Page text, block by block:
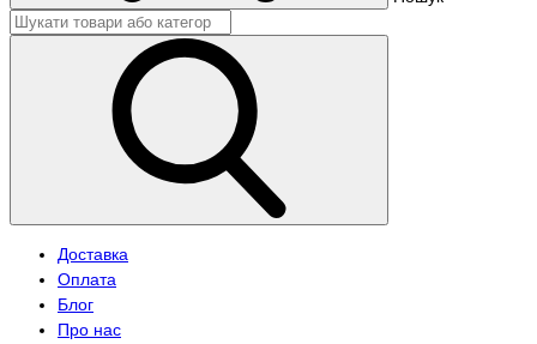
Доставка
Оплата
Блог
Про нас